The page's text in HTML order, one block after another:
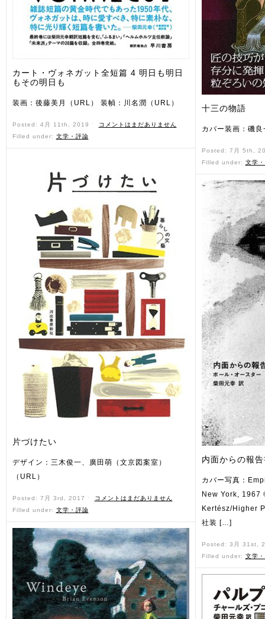
カート・ヴォネガット全短篇 4 明日も明日
もその明日も
装画：後藤美月（URL） 装幀：川名潤（URL）
Posted: 4月 11th, 2019 ˑ
コメントはまだありません
Filled under: 文学・評論
片づけたい
デザイン：三木俊一、廣田萌（文京図案室）
（URL）
Posted: 7月 3rd, 2017 ˑ
コメントはまだありません
Filled under: 文学・評論
十三の物語
カバー装画：磯
Posted: 7月 5th,
Filled under: 文学
内面からの報
カバー写真：
New York, 1967
Kertész/Higher
社装 […]
Posted: 3月 31st,
Filled under: 文学